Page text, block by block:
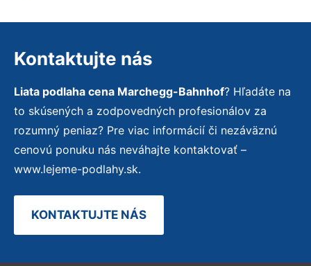
Kontaktujte nás
Liata podlaha cena Marchegg-Bahnhof? Hľadáte na
to skúsených a zodpovedných profesionálov za
rozumný peniaz? Pre viac informácií či nezáväznú
cenovú ponuku nás neváhajte kontaktovať –
www.lejeme-podlahy.sk.
KONTAKTUJTE NÁS